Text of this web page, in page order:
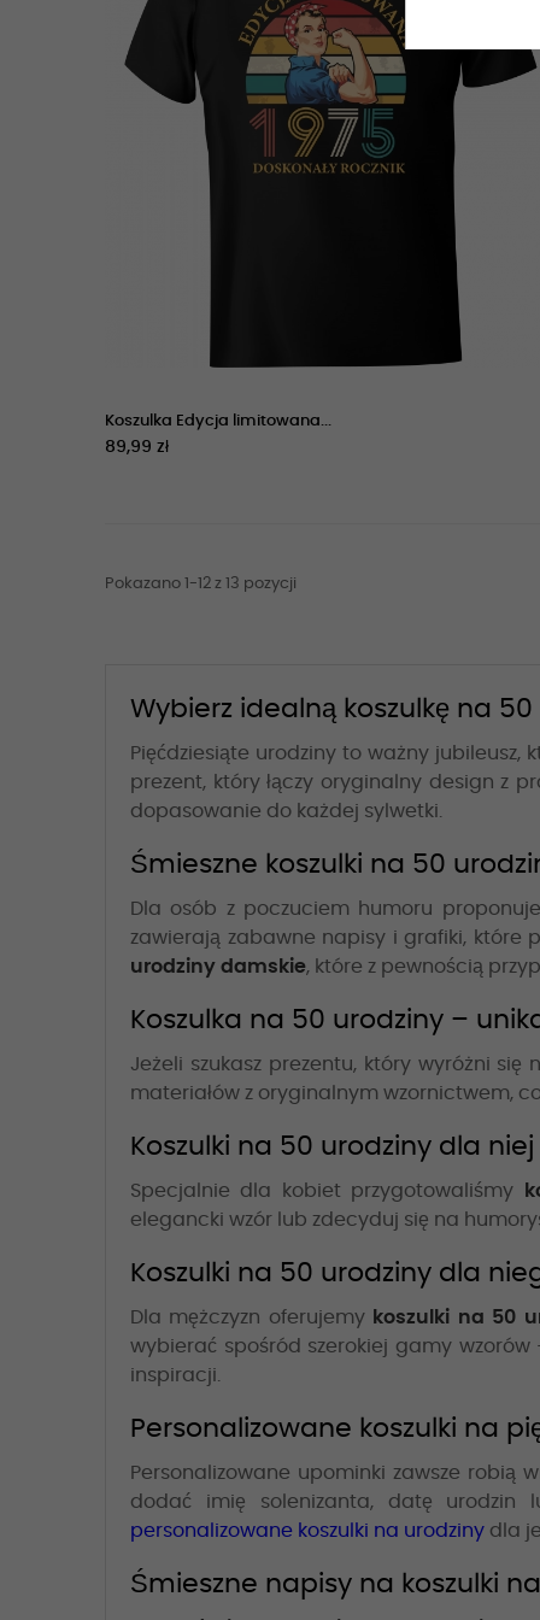
Koszulka Edycja limitowana...
89,99 zł
Pokazano 1-12 z 13 pozycji
Wybierz idealną koszulkę na
Pięćdziesiąte urodziny to ważny
prezent, który łączy oryginalny design z
dopasowanie do każdej sylwetki.
Śmieszne koszulki na 50
Dla osób z poczuciem humoru
zawierają zabawne napisy i grafiki, które
urodziny damskie, które z pewnością
Koszulka na 50 urodziny –
Jeżeli szukasz prezentu, który wyróżni się
materiałów z oryginalnym wzornictwem,
Koszulki na 50 urodziny dla niej
Specjalnie dla kobiet przygotowaliśmy
elegancki wzór lub zdecyduj się na
Koszulki na 50 urodziny dla
Dla mężczyzn oferujemy koszulki na 50
wybierać spośród szerokiej gamy
inspiracji.
Personalizowane koszulki na
Personalizowane upominki zawsze robią
dodać imię solenizanta, datę urodzin
personalizowane koszulki na urodziny dla
Śmieszne napisy na koszulki